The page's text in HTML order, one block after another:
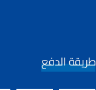
طريقة الدفع